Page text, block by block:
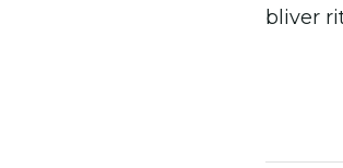
bliver